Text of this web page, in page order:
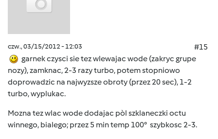
czw., 03/15/2012 - 12:03
#15
garnek czysci sie tez wlewajac wode (zakryc grupe
nozy), zamknac, 2-3 razy turbo, potem stopniowo
doprowadzic na najwyzsze obroty (przez 20 sec), 1-2
turbo, wyplukac.
Mozna tez wlac wode dodajac pòl szklaneczki octu
winnego, bialego; przez 5 min temp 100° szybkosc 2-3.